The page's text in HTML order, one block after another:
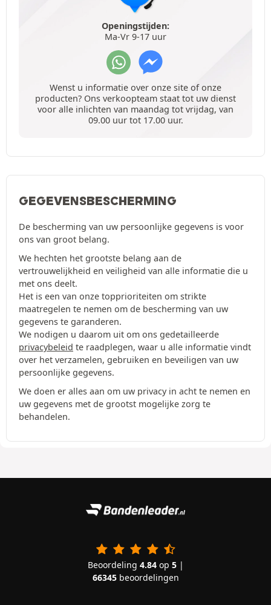
Openingstijden:
Ma-Vr 9-17 uur
Wenst u informatie over onze site of onze
producten? Ons verkoopteam staat tot uw dienst
voor alle inlichten van maandag tot vrijdag, van
09.00 uur tot 17.00 uur.
GEGEVENSBESCHERMING
De bescherming van uw persoonlijke gegevens is voor
ons van groot belang.
We hechten het grootste belang aan de
vertrouwelijkheid en veiligheid van alle informatie die u
met ons deelt.
Het is een van onze topprioriteiten om strikte
maatregelen te nemen om de bescherming van uw
gegevens te garanderen.
We nodigen u daarom uit om ons gedetailleerde
privacybeleid te raadplegen, waar u alle informatie vindt
over het verzamelen, gebruiken en beveiligen van uw
persoonlijke gegevens.
We doen er alles aan om uw privacy in acht te nemen en
uw gegevens met de grootst mogelijke zorg te
behandelen.
Beoordeling 4.84op 5|
66345beoordelingen